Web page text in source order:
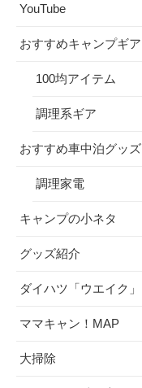
YouTube
おすすめキャンプギア
100均アイテム
調理系ギア
おすすめ車中泊グッズ
調理家電
キャンプの小ネタ
グッズ紹介
ダイハツ「ウエイク」
ママキャン！MAP
大掃除